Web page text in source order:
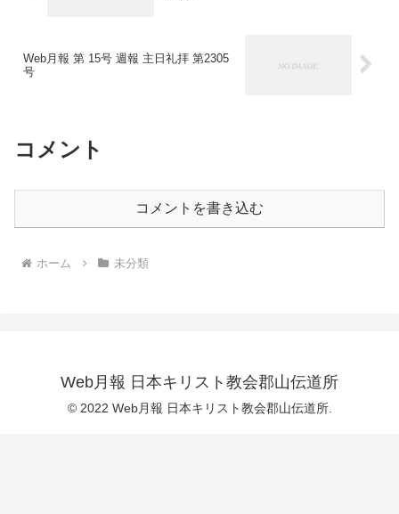
Web月報 第 15号 週報 主日礼拝 第2305
号
コメント
コメントを書き込む
ホーム 未分類
Web月報 日本キリスト教会郡山伝道所
© 2022 Web月報 日本キリスト教会郡山伝道所.